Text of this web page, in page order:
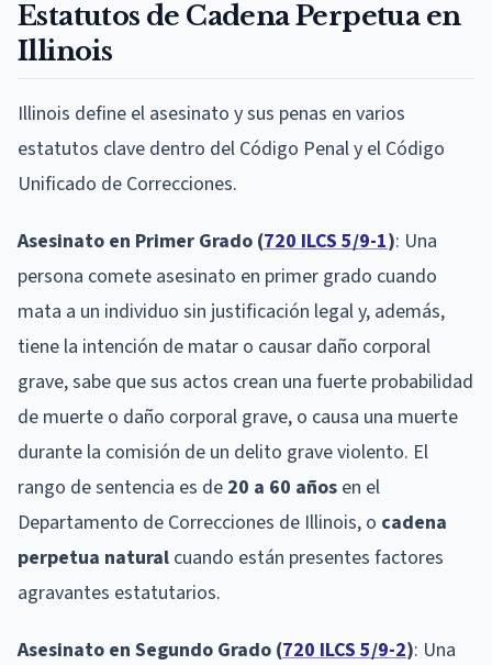
Estatutos de Cadena Perpetua en
Illinois
Illinois define el asesinato y sus penas en varios
estatutos clave dentro del Código Penal y el Código
Unificado de Correcciones.
Asesinato en Primer Grado (720 ILCS 5/9-1): Una
persona comete asesinato en primer grado cuando
mata a un individuo sin justificación legal y, además,
tiene la intención de matar o causar daño corporal
grave, sabe que sus actos crean una fuerte probabilidad
de muerte o daño corporal grave, o causa una muerte
durante la comisión de un delito grave violento. El
rango de sentencia es de 20 a 60 años en el
Departamento de Correcciones de Illinois, o cadena
perpetua natural cuando están presentes factores
agravantes estatutarios.
Asesinato en Segundo Grado (720 ILCS 5/9-2): Una